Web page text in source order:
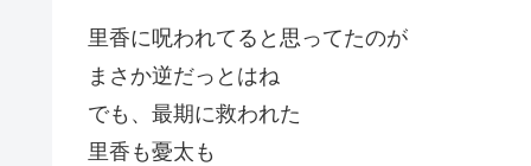
里香に呪われてると思ってたのが
まさか逆だっとはね
でも、最期に救われた
里香も憂太も